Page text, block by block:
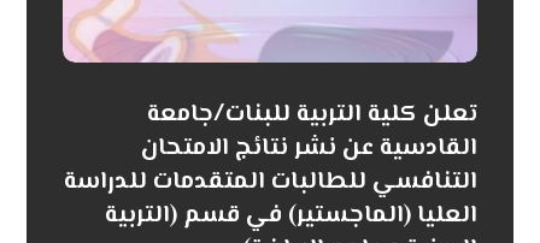
تعلن كلية التربية للبنات/جامعة
القادسية عن نشر نتائج الامتحان
التنافسي للطالبات المتقدمات للدراسة
العليا (الماجستير) في قسم (التربية